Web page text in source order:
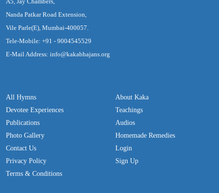
Nanda Patkar Road Extension,
Vile Parle(E), Mumbai-400057.
Tele-Mobile: +91 - 9004545529
E-Mail Address: info@kakabhajans.org
All Hymns
Devotee Experiences
Publications
Photo Gallery
Contact Us
Privacy Policy
Terms & Conditions
About Kaka
Teachings
Audios
Homemade Remedies
Login
Sign Up